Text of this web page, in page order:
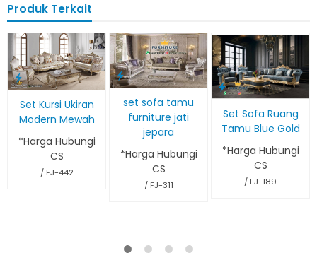
Produk Terkait
Set Kursi Ukiran
Modern Mewah
*Harga Hubungi
CS
/ FJ-442
set sofa tamu
furniture jati
jepara
*Harga Hubungi
CS
/ FJ-311
Set Sofa Ruang
Tamu Blue Gold
*Harga Hubungi
CS
/ FJ-189